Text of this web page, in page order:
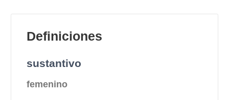
Definiciones
sustantivo
femenino